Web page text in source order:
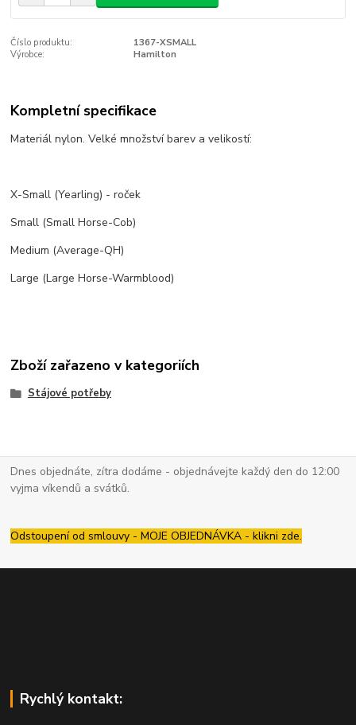
Číslo produktu:
1367-XSMALL
Výrobce:
Hamilton
Kompletní specifikace
Materiál nylon. Velké množství barev a velikostí:
X-Small (Yearling) - roček
Small (Small Horse-Cob)
Medium (Average-QH)
Large (Large Horse-Warmblood)
Zboží zařazeno v kategoriích
Stájové potřeby
Dnes objednáte, zítra dodáme - objednávejte každý den do 12:00
vyjma víkendů a svátků.
Odstoupení od smlouvy - MOJE OBJEDNÁVKA - klikni zde.
Rychlý kontakt: